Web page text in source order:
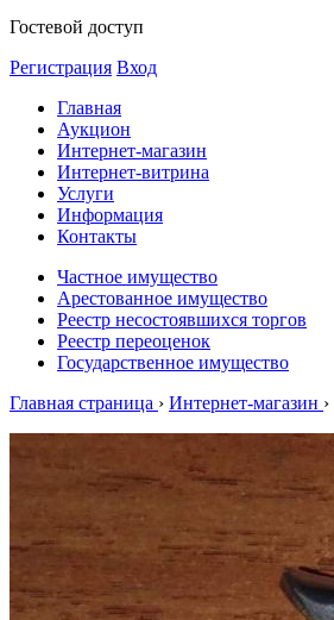
Гостевой доступ
Регистрация Вход
Главная
Аукцион
Интернет-магазин
Интернет-витрина
Услуги
Информация
Контакты
Частное имущество
Арестованное имущество
Реестр несостоявшихся торгов
Реестр переоценок
Государственное имущество
Главная страница › Интернет-магазин ›